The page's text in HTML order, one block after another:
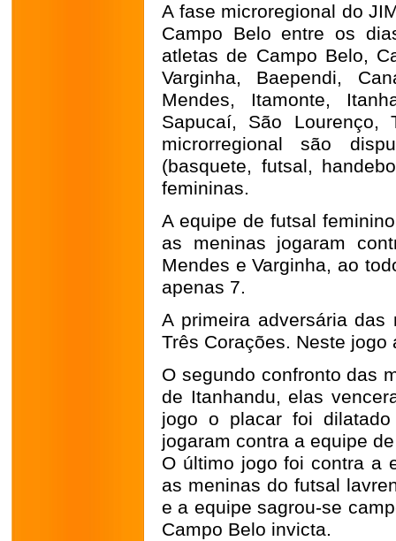
A fase microregional do
Campo Belo entre os
atletas de Campo Belo,
Varginha, Baependi,
Mendes, Itamonte,
Sapucaí, São Lourenço,
microrregional são
(basquete, futsal,
femininas.
A equipe de futsal
as meninas jogaram
Mendes e Varginha, ao
apenas 7.
A primeira adversária
Três Corações. Neste
O segundo confronto das
de Itanhandu, elas
jogo o placar foi
jogaram contra a equipe
O último jogo foi contra a
as meninas do futsal
e a equipe sagrou-se
Campo Belo invicta.